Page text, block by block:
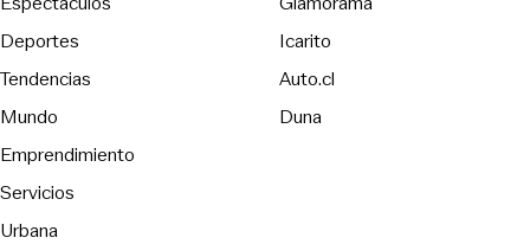
Deportes
Tendencias
Mundo
Emprendimiento
Servicios
Urbana
Icarito
Auto.cl
DunaOpens in new window